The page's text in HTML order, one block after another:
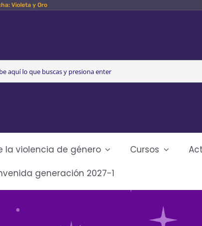
Violeta y Oro
la violencia de género Cursos
generación 2027-1